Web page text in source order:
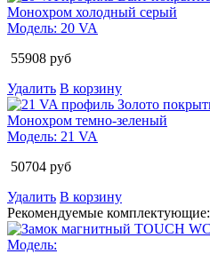
Модель: 20 VA
55908 руб
Удалить В корзину
Модель: 21 VA
50704 руб
Удалить В корзину
Рекомендуемые комплектующие:
Модель: